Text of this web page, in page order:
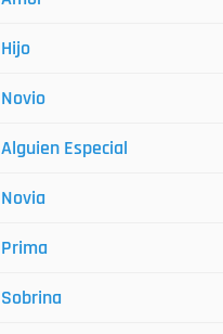
Hijo
Novio
Alguien Especial
Novia
Prima
Sobrina